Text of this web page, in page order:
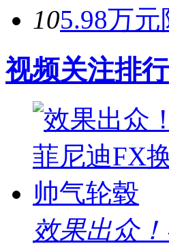
105.98万
视频关注排行
效果出众